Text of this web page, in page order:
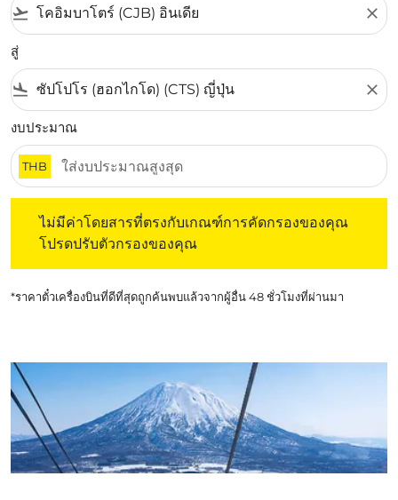
flight_takeoff close
สู่
flight_land close
งบประมาณ
THB
ไม่มีค่าโดยสารที่ตรงกับเกณฑ์การคัดกรองของคุณ
โปรดปรับตัวกรองของคุณ
*ราคาตั๋วเครื่องบินที่ดีที่สุดถูกค้นพบแล้วจากผู้อื่น 48 ชั่วโมงที่ผ่านมา